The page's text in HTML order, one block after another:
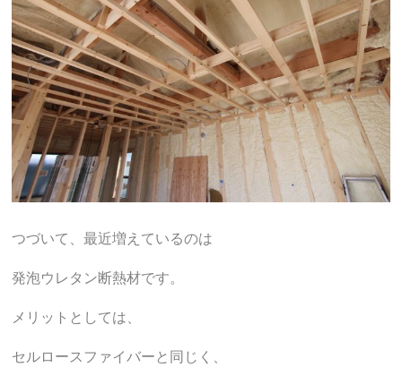
つづいて、最近増えているのは
発泡ウレタン断熱材です。
メリットとしては、
セルロースファイバーと同じく、